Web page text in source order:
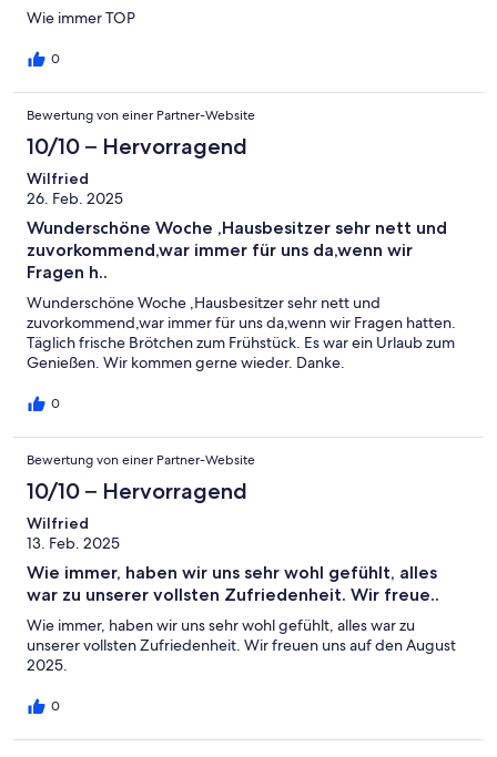
Wie immer TOP
0
Bewertung von einer Partner-Website
10/10 – Hervorragend
Wilfried
26. Feb. 2025
Wunderschöne Woche ,Hausbesitzer sehr nett und
zuvorkommend,war immer für uns da,wenn wir
Fragen h..
Wunderschöne Woche ,Hausbesitzer sehr nett und
zuvorkommend,war immer für uns da,wenn wir Fragen hatten.
Täglich frische Brötchen zum Frühstück. Es war ein Urlaub zum
Genießen. Wir kommen gerne wieder. Danke.
0
Bewertung von einer Partner-Website
10/10 – Hervorragend
Wilfried
13. Feb. 2025
Wie immer, haben wir uns sehr wohl gefühlt, alles
war zu unserer vollsten Zufriedenheit. Wir freue..
Wie immer, haben wir uns sehr wohl gefühlt, alles war zu
unserer vollsten Zufriedenheit. Wir freuen uns auf den August
2025.
0